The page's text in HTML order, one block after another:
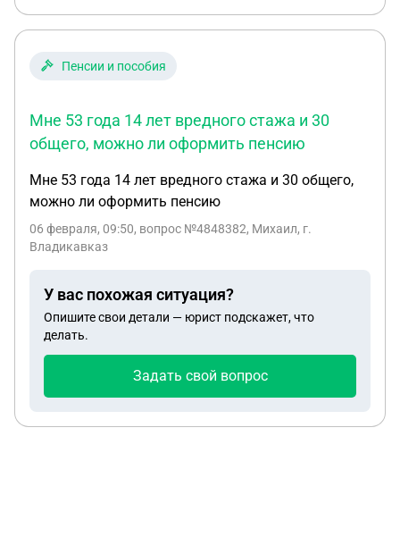
Пенсии и пособия
Мне 53 года 14 лет вредного стажа и 30
общего, можно ли оформить пенсию
Мне 53 года 14 лет вредного стажа и 30 общего,
можно ли оформить пенсию
06 февраля, 09:50, вопрос №4848382, Михаил, г.
Владикавказ
У вас похожая ситуация?
Опишите свои детали — юрист подскажет, что
делать.
Задать свой вопрос